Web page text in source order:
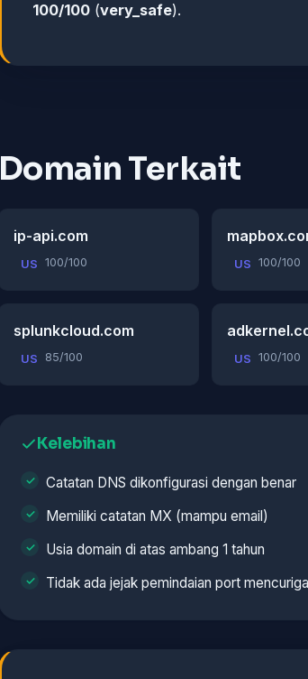
100/100 (very_safe).
Domain Terkait
ip-api.com
US 100/100 US 100/100
splunkcloud.com
US 85/100 US 100/100
Kelebihan
Catatan DNS dikonfigurasi dengan benar
Memiliki catatan MX (mampu email)
Usia domain di atas ambang 1 tahun
Tidak ada jejak pemindaian port